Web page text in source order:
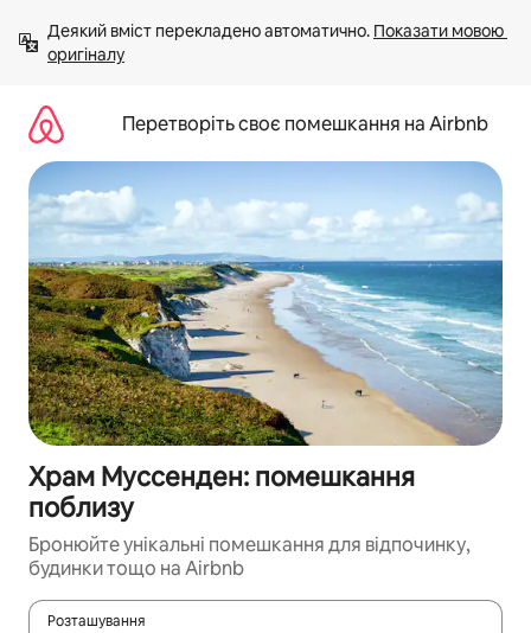
вмісту
Деякий вміст перекладено автоматично. Показати мовою
оригіналу
Перетворіть своє помешкання на Airbnb
Храм Муссенден: помешкання
поблизу
Бронюйте унікальні помешкання для відпочинку,
будинки тощо на Airbnb
Розташування